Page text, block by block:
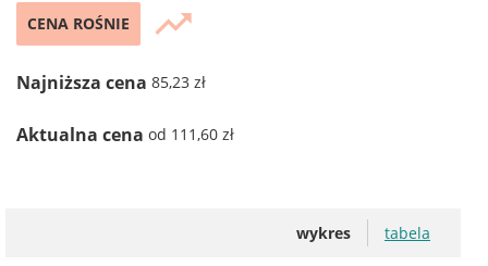
CENA ROŚNIE trending_up
Najniższa cena 85,23 zł
Aktualna cena od 111,60 zł
wykres tabela